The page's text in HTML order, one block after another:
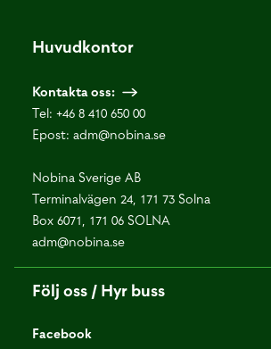
Huvudkontor
Kontakta oss:
Tel: +46 8 410 650 00
Epost: adm@nobina.se
Nobina Sverige AB
Terminalvägen 24, 171 73 Solna
Box 6071, 171 06 SOLNA
adm@nobina.se
Följ oss / Hyr buss
Facebook